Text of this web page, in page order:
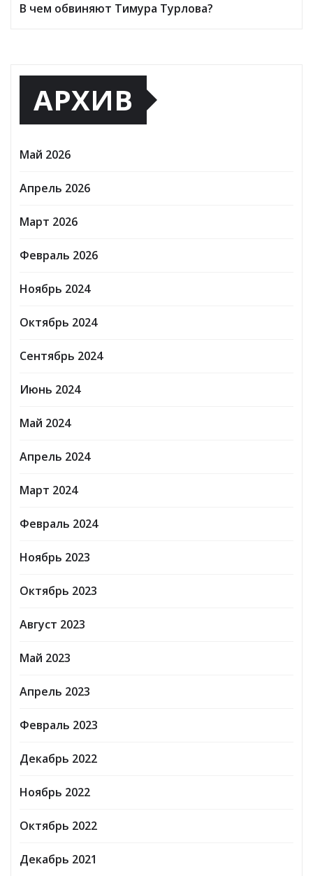
В чем обвиняют Тимура Турлова?
АРХИВ
Май 2026
Апрель 2026
Март 2026
Февраль 2026
Ноябрь 2024
Октябрь 2024
Сентябрь 2024
Июнь 2024
Май 2024
Апрель 2024
Март 2024
Февраль 2024
Ноябрь 2023
Октябрь 2023
Август 2023
Май 2023
Апрель 2023
Февраль 2023
Декабрь 2022
Ноябрь 2022
Октябрь 2022
Декабрь 2021